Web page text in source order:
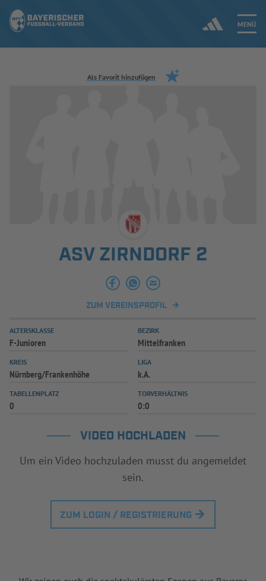
MENÜ
Jetzt einloggen
INFOTHEK SPIELPLUS
Als Favorit hinzufügen
ASV ZIRNDORF 2
ZUM VEREINSPROFIL
ALTERSKLASSE
F-Junioren
BEZIRK
Mittelfranken
KREIS
Nürnberg/Frankenhöhe
LIGA
k.A.
TABELLENPLATZ
0
TORVERHÄLTNIS
0:0
VIDEO HOCHLADEN
Um ein Video hochzuladen musst du angemeldet
sein.
ZUM LOGIN / REGISTRIERUNG